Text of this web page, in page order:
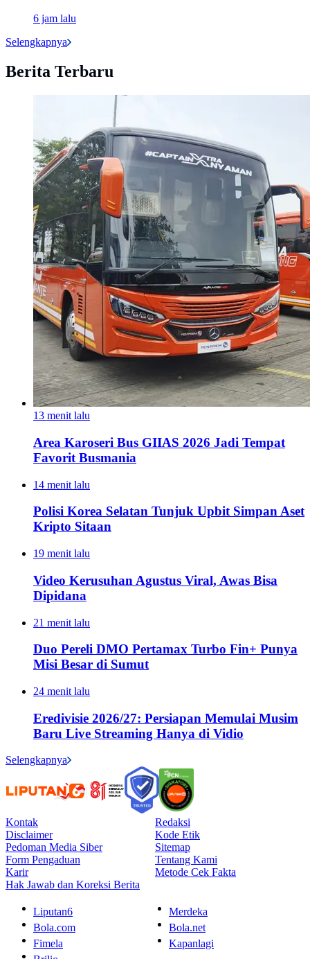
6 jam lalu
Selengkapnya
Berita Terbaru
13 menit lalu
Area Karoseri Bus GIIAS 2026 Jadi Tempat
Favorit Busmania
14 menit lalu
Polisi Korea Selatan Tunjuk Upbit Simpan Aset
Kripto Sitaan
19 menit lalu
Video Kerusuhan Agustus Viral, Awas Bisa
Dipidana
21 menit lalu
Duo Pereli DMO Pertamax Turbo Fin+ Punya
Misi Besar di Sumut
24 menit lalu
Eredivisie 2026/27: Persiapan Memulai Musim
Baru Live Streaming Hanya di Vidio
Selengkapnya
Kontak
Redaksi
Disclaimer
Kode Etik
Pedoman Media Siber
Sitemap
Form Pengaduan
Tentang Kami
Karir
Metode Cek Fakta
Hak Jawab dan Koreksi Berita
Liputan6
Merdeka
Bola.com
Bola.net
Fimela
Kapanlagi